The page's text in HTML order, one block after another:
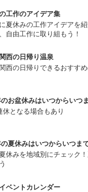
工作のアイデア集
夏休みの工作アイデアを
自由工作に取り組もう！
西の日帰り温泉
西の日帰りできるおすす
お盆休みはいつからいつ
休となる場合もあり
夏休みはいつからいつま
休みを地域別にチェック
ベントカレンダー